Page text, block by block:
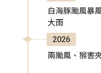
白海豚颱風暴
大雨
2026
兩颱風、猴害